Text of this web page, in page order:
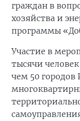
граждан в
хозяйства и
программы
Участие в
тысячи
чем 50 городов